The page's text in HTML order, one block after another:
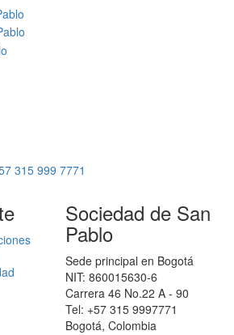
315 999 7771
Sociedad de San
Pablo
Sede principal en Bogotá
NIT: 860015630-6
Carrera 46 No.22 A - 90
Tel: +57 315 9997771
Bogotá, Colombia